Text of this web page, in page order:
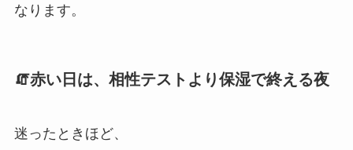
なります。
🧯赤い日は、相性テストより保湿で終える夜
迷ったときほど、